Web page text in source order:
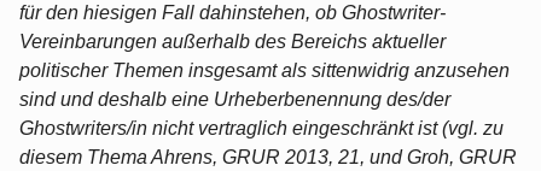
für den hiesigen Fall dahinstehen, ob Ghostwriter-
Vereinbarungen außerhalb des Bereichs aktueller
politischer Themen insgesamt als sittenwidrig anzusehen
sind und deshalb eine Urheberbenennung des/der
Ghostwriters/in nicht vertraglich eingeschränkt ist (vgl. zu
diesem Thema Ahrens, GRUR 2013, 21, und Groh, GRUR